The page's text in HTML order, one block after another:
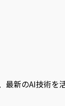
新のAI技術